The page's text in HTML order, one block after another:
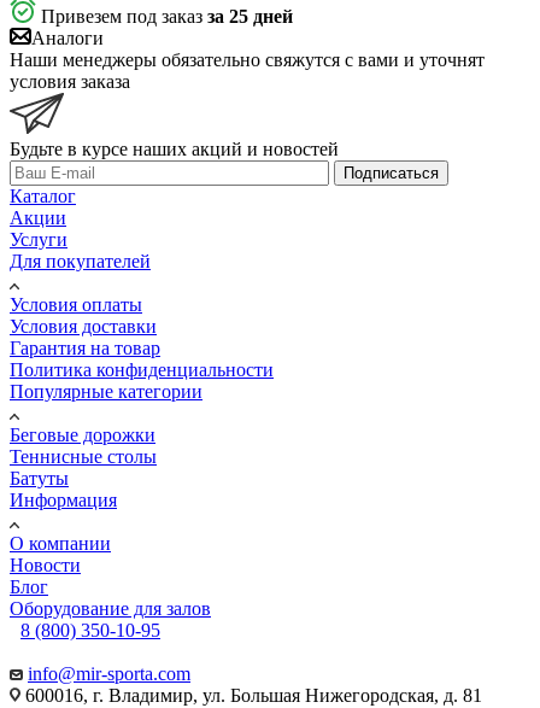
Привезем под заказ за 25 дней
Аналоги
Наши менеджеры обязательно свяжутся с вами и уточнят
условия заказа
Будьте в курсе наших акций и новостей
Подписаться
Каталог
Акции
Услуги
Для покупателей
Условия оплаты
Условия доставки
Гарантия на товар
Политика конфиденциальности
Популярные категории
Беговые дорожки
Теннисные столы
Батуты
Информация
О компании
Новости
Блог
Оборудование для залов
8 (800) 350-10-95
info@mir-sporta.com
600016, г. Владимир, ул. Большая Нижегородская, д. 81